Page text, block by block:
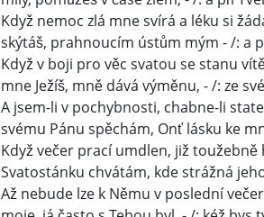
Když nemoc zlá mne svírá a léku si
skýtáš, prahnoucím ústům mým - /: a
Když v boji pro věc svatou se stanu
mne Ježíš, mně dává výměnu, - /: ze
A jsem-li v pochybnosti, chabne-li
svému Pánu spěchám, Onť lásku ke
Když večer prací umdlen, již
Svatostánku chvátám, kde strážná
Až nebude lze k Němu v poslední